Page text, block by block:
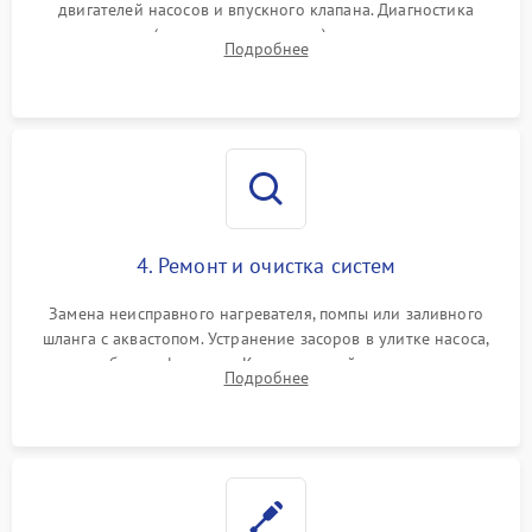
двигателей насосов и впускного клапана. Диагностика
прессостата (датчика уровня воды), датчика мутности,
концевика дверцы и электронного модуля управления.
Подробнее
4. Ремонт и очистка систем
Замена неисправного нагревателя, помпы или заливного
шланга с аквастопом. Устранение засоров в улитке насоса,
патрубках и фильтрах. Компонентный ремонт платы
управления, восстановление поврежденной проводки.
Подробнее